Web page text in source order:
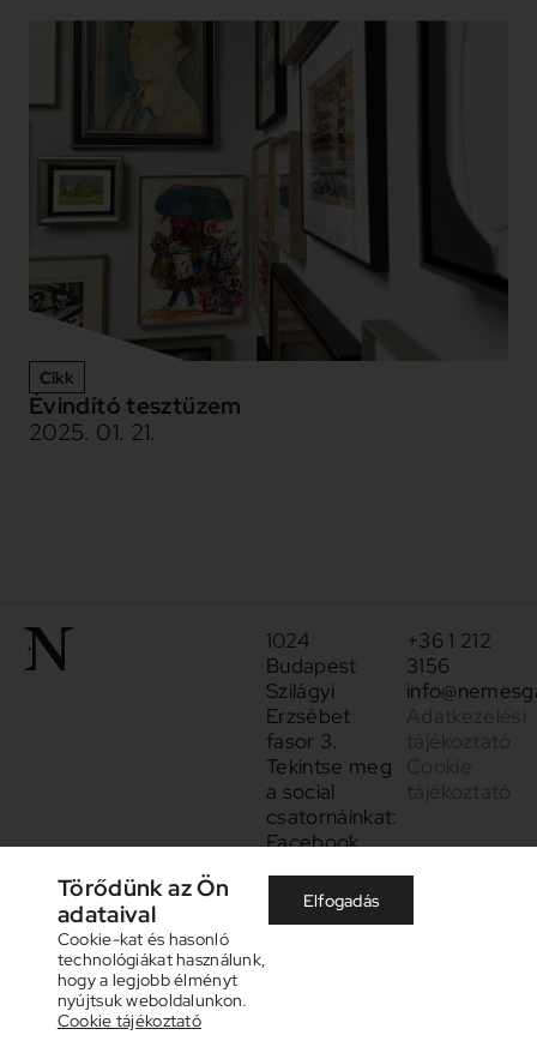
Cikk
Évindító tesztüzem
2025. 01. 21.
1024
Budapest
Szilágyi
Erzsébet
fasor 3.
Tekintse meg
a social
csatornáinkat:
Facebook
+36 1 212
3156
Törődünk az Ön
adataival
Cookie-kat és hasonló
technológiákat használunk,
hogy a legjobb élményt
nyújtsuk weboldalunkon.
Cookie tájékoztató
Elfogadás